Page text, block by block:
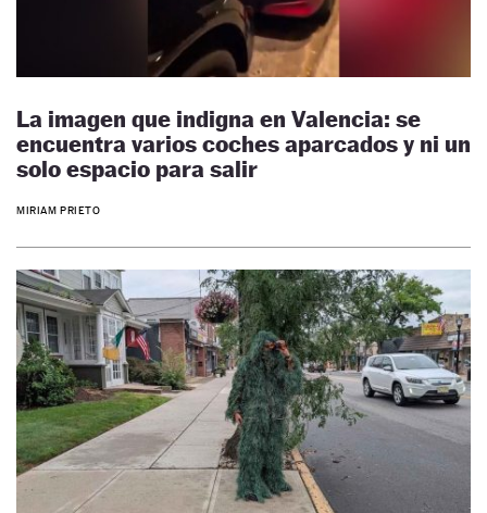
La imagen que indigna en Valencia: se
encuentra varios coches aparcados y ni un
solo espacio para salir
MIRIAM PRIETO